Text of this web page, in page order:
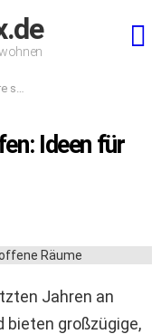
Ideen für
Jahren an
bieten großzügige,